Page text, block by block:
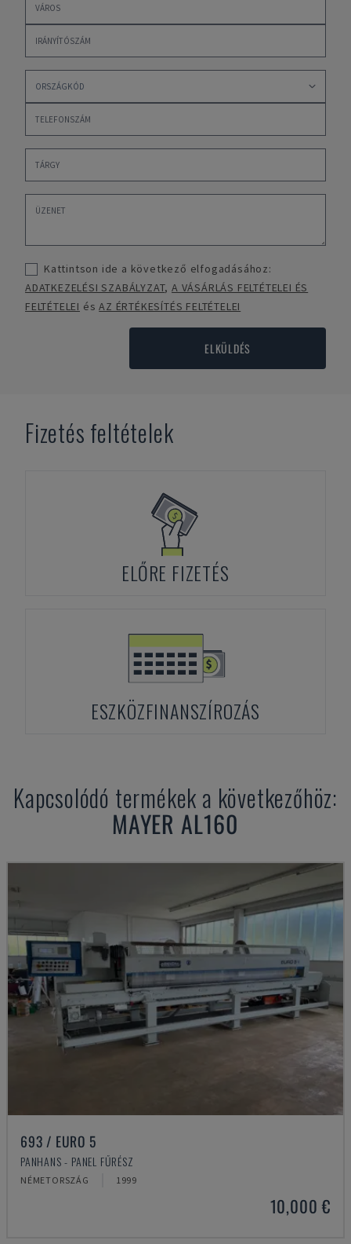
Kattintson ide a következő elfogadásához:
ADATKEZELÉSI SZABÁLYZAT,A VÁSÁRLÁS FELTÉTELEI ÉS
FELTÉTELEI ésAZ ÉRTÉKESÍTÉS FELTÉTELEI
ELKÜLDÉS
Fizetés feltételek
ELŐRE FIZETÉS
ESZKÖZFINANSZÍROZÁS
Kapcsolódó termékek a következőhöz:
MAYER AL160
693 / EURO 5
PANHANS - PANEL FŰRÉSZ
NÉMETORSZÁG 1999
10,000 €